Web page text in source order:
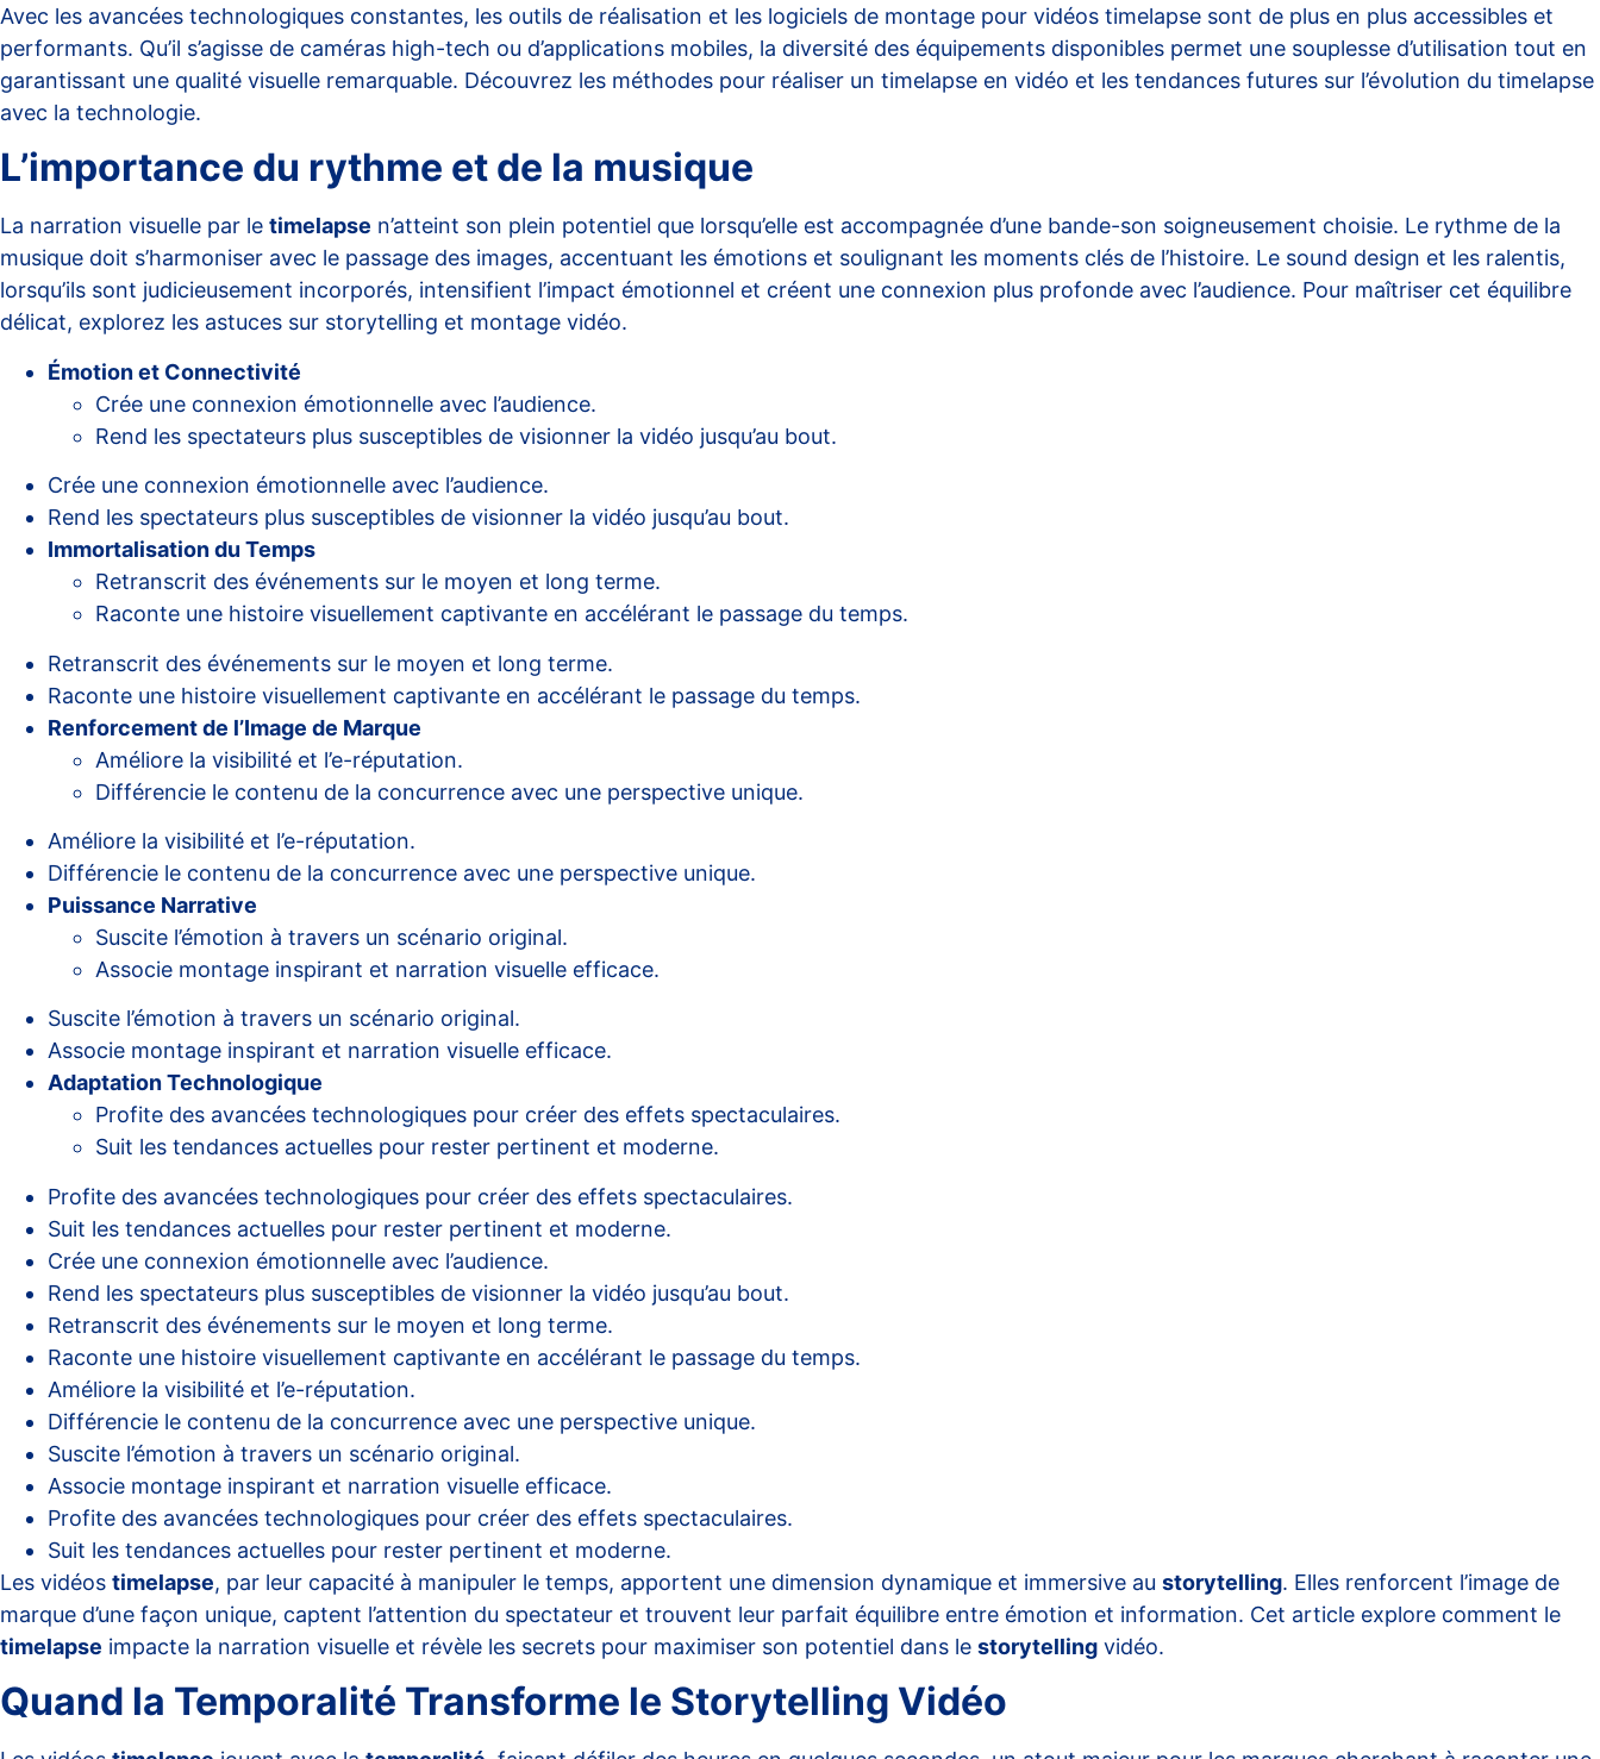
Avec les avancées technologiques constantes, les outils de réalisation et les logiciels de montage pour vidéos timelapse sont de plus en plus accessibles et
performants. Qu’il s’agisse de caméras high-tech ou d’applications mobiles, la diversité des équipements disponibles permet une souplesse d’utilisation tout en
garantissant une qualité visuelle remarquable. Découvrez les méthodes pour réaliser un timelapse en vidéo et les tendances futures sur l’évolution du timelapse
avec la technologie.
L’importance du rythme et de la musique
La narration visuelle par le timelapse n’atteint son plein potentiel que lorsqu’elle est accompagnée d’une bande-son soigneusement choisie. Le rythme de la
musique doit s’harmoniser avec le passage des images, accentuant les émotions et soulignant les moments clés de l’histoire. Le sound design et les ralentis,
lorsqu’ils sont judicieusement incorporés, intensifient l’impact émotionnel et créent une connexion plus profonde avec l’audience. Pour maîtriser cet équilibre
délicat, explorez les astuces sur storytelling et montage vidéo.
Émotion et Connectivité
Crée une connexion émotionnelle avec l’audience.
Rend les spectateurs plus susceptibles de visionner la vidéo jusqu’au bout.
Crée une connexion émotionnelle avec l’audience.
Rend les spectateurs plus susceptibles de visionner la vidéo jusqu’au bout.
Immortalisation du Temps
Retranscrit des événements sur le moyen et long terme.
Raconte une histoire visuellement captivante en accélérant le passage du temps.
Retranscrit des événements sur le moyen et long terme.
Raconte une histoire visuellement captivante en accélérant le passage du temps.
Renforcement de l’Image de Marque
Améliore la visibilité et l’e-réputation.
Différencie le contenu de la concurrence avec une perspective unique.
Améliore la visibilité et l’e-réputation.
Différencie le contenu de la concurrence avec une perspective unique.
Puissance Narrative
Suscite l’émotion à travers un scénario original.
Associe montage inspirant et narration visuelle efficace.
Suscite l’émotion à travers un scénario original.
Associe montage inspirant et narration visuelle efficace.
Adaptation Technologique
Profite des avancées technologiques pour créer des effets spectaculaires.
Suit les tendances actuelles pour rester pertinent et moderne.
Profite des avancées technologiques pour créer des effets spectaculaires.
Suit les tendances actuelles pour rester pertinent et moderne.
Crée une connexion émotionnelle avec l’audience.
Rend les spectateurs plus susceptibles de visionner la vidéo jusqu’au bout.
Retranscrit des événements sur le moyen et long terme.
Raconte une histoire visuellement captivante en accélérant le passage du temps.
Améliore la visibilité et l’e-réputation.
Différencie le contenu de la concurrence avec une perspective unique.
Suscite l’émotion à travers un scénario original.
Associe montage inspirant et narration visuelle efficace.
Profite des avancées technologiques pour créer des effets spectaculaires.
Suit les tendances actuelles pour rester pertinent et moderne.
Les vidéos timelapse, par leur capacité à manipuler le temps, apportent une dimension dynamique et immersive au storytelling. Elles renforcent l’image de
marque d’une façon unique, captent l’attention du spectateur et trouvent leur parfait équilibre entre émotion et information. Cet article explore comment le
timelapse impacte la narration visuelle et révèle les secrets pour maximiser son potentiel dans le storytelling vidéo.
Quand la Temporalité Transforme le Storytelling Vidéo